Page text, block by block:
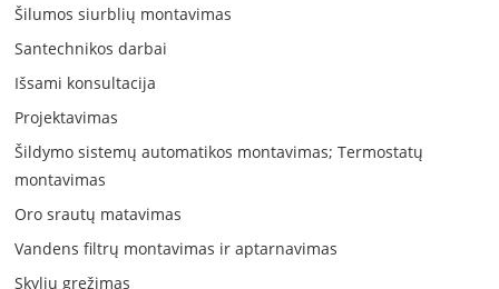
Šilumos siurblių montavimas
Santechnikos darbai
Išsami konsultacija
Projektavimas
Šildymo sistemų automatikos montavimas; Termostatų
montavimas
Oro srautų matavimas
Vandens filtrų montavimas ir aptarnavimas
Skylių gręžimas